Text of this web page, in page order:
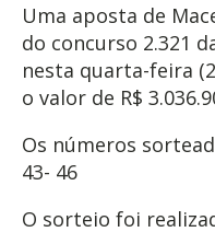
Uma aposta de
do concurso 2.321
nesta quarta-feira
o valor de R$
Os números
43- 46
O sorteio foi